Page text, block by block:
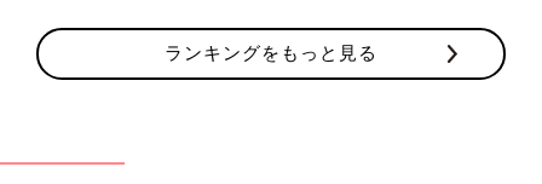
ランキングをもっと見る